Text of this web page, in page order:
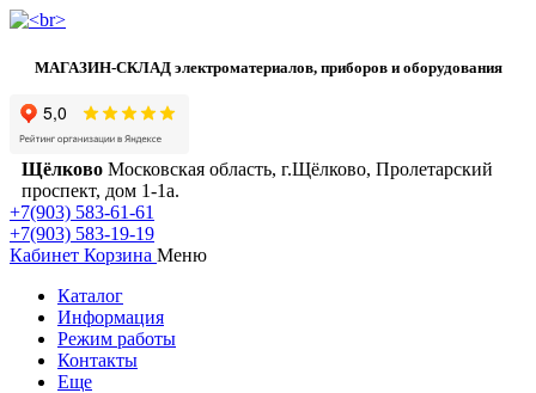
МАГАЗИН-СКЛАД электроматериалов, приборов и оборудования
Щёлково Московская область, г.Щёлково, Пролетарский
проспект, дом 1‑1а.
+7(903) 583-61-61
+7(903) 583-19-19
Кабинет Корзина Меню
Каталог
Информация
Режим работы
Контакты
Еще